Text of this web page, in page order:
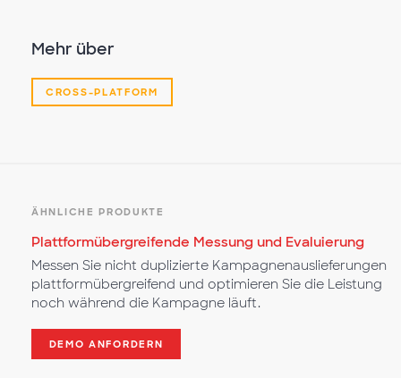
Mehr über
CROSS-PLATFORM
ÄHNLICHE PRODUKTE
Plattformübergreifende Messung und Evaluierung
Messen Sie nicht duplizierte Kampagnenauslieferungen
plattformübergreifend und optimieren Sie die Leistung
noch während die Kampagne läuft.
DEMO ANFORDERN